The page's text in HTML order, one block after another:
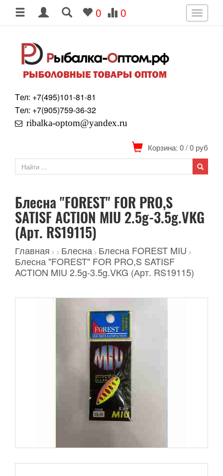
0 0
Toggle
Tел: +7(495)101-81-81
Tел: +7(905)759-36-32
ribalka-optom@yandex.ru
Корзина: 0/0 руб
Блесна "FOREST" FOR PRO,S
SATISF ACTION MIU 2.5g-3.5g.VKG
(Арт. RS19115)
Главная > > Блесна > Блесна FOREST MIU >
Блесна "FOREST" FOR PRO,S SATISF
ACTION MIU 2.5g-3.5g.VKG (Арт. RS19115)